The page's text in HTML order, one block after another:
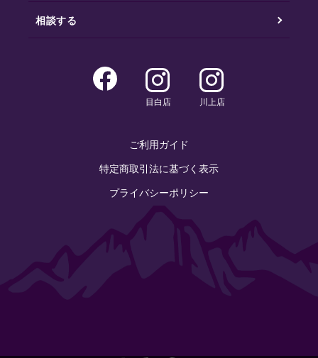
相談する
目白店 川上店
ご利用ガイド
特定商取引法に基づく表示
プライバシーポリシー